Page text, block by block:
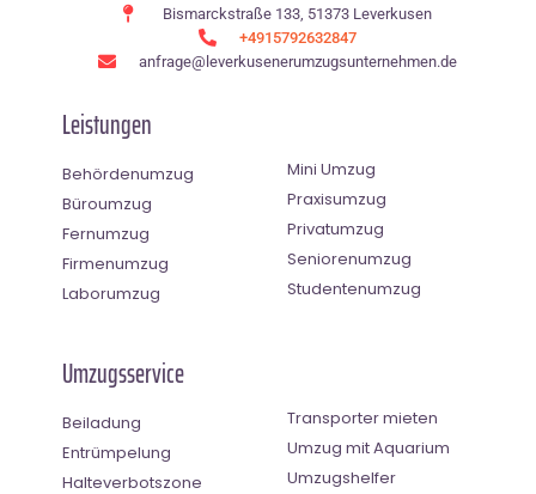
Bismarckstraße 133, 51373 Leverkusen
+4915792632847
anfrage@leverkusenerumzugsunternehmen.de
Leistungen
Behördenumzug
Büroumzug
Fernumzug
Firmenumzug
Laborumzug
Mini Umzug
Praxisumzug
Privatumzug
Seniorenumzug
Studentenumzug
Umzugsservice
Beiladung
Entrümpelung
Halteverbotszone
Transporter mieten
Umzug mit Aquarium
Umzugshelfer